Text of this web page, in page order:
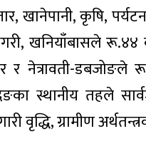
खानेपानी, कृषि,
खनियाँबासले
र नेत्रावती-
स्थानीय तहले
वृद्धि, ग्रामीण